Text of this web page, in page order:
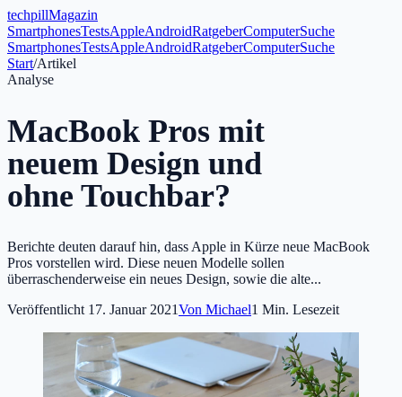
techpillMagazin
SmartphonesTestsAppleAndroidRatgeberComputerSuche
SmartphonesTestsAppleAndroidRatgeberComputerSuche
Start/Artikel
Analyse
MacBook Pros mit
neuem Design und
ohne Touchbar?
Berichte deuten darauf hin, dass Apple in Kürze neue MacBook
Pros vorstellen wird. Diese neuen Modelle sollen
überraschenderweise ein neues Design, sowie die alte...
Veröffentlicht 17. Januar 2021Von Michael1 Min. Lesezeit